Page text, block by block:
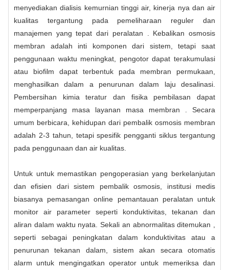
menyediakan dialisis kemurnian tinggi air, kinerja nya dan air
kualitas tergantung pada pemeliharaan reguler dan
manajemen yang tepat dari peralatan . Kebalikan osmosis
membran adalah inti komponen dari sistem, tetapi saat
penggunaan waktu meningkat, pengotor dapat terakumulasi
atau biofilm dapat terbentuk pada membran permukaan,
menghasilkan dalam a penurunan dalam laju desalinasi.
Pembersihan kimia teratur dan fisika pembilasan dapat
memperpanjang masa layanan masa membran . Secara
umum berbicara, kehidupan dari pembalik osmosis membran
adalah 2-3 tahun, tetapi spesifik pengganti siklus tergantung
pada penggunaan dan air kualitas.
Untuk untuk memastikan pengoperasian yang berkelanjutan
dan efisien dari sistem pembalik osmosis, institusi medis
biasanya pemasangan online pemantauan peralatan untuk
monitor air parameter seperti konduktivitas, tekanan dan
aliran dalam waktu nyata. Sekali an abnormalitas ditemukan ,
seperti sebagai peningkatan dalam konduktivitas atau a
penurunan tekanan dalam, sistem akan secara otomatis
alarm untuk mengingatkan operator untuk memeriksa dan